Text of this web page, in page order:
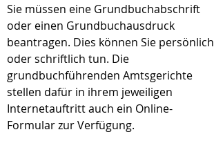
Sie müssen eine Grundbuchabschrift
oder einen Grundbuchausdruck
beantragen. Dies können Sie persönlich
oder schriftlich tun. Die
grundbuchführenden Amtsgerichte
stellen dafür in ihrem jeweiligen
Internetauftritt auch ein Online-
Formular zur Verfügung.